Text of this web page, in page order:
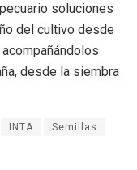
soluciones
del cultivo desde
desde la siembra
INTA Semillas